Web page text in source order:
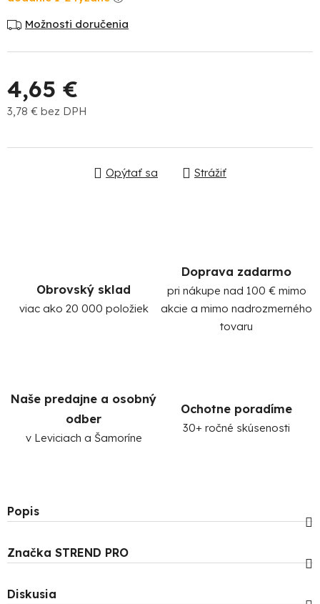
Možnosti doručenia
4,65 €
3,78 € bez DPH
Opýtať sa Strážiť
Obrovský sklad
viac ako 20 000 položiek
Doprava zadarmo
pri nákupe nad 100 € mimo
akcie a mimo nadrozmerného
tovaru
Naše predajne a osobný
odber
v Leviciach a Šamoríne
Ochotne poradíme
30+ ročné skúsenosti
Popis
Značka STREND PRO
Diskusia